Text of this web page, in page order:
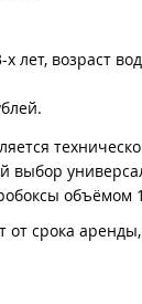
лет, возраст
выбор
объёмом
от срока